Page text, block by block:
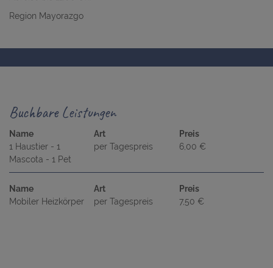
Region Mayorazgo
Buchbare Leistungen
Name
1 Haustier - 1
Mascota - 1 Pet
Art
per Tagespreis
Preis
6,00 €
Name
Mobiler Heizkörper
Art
per Tagespreis
Preis
7,50 €